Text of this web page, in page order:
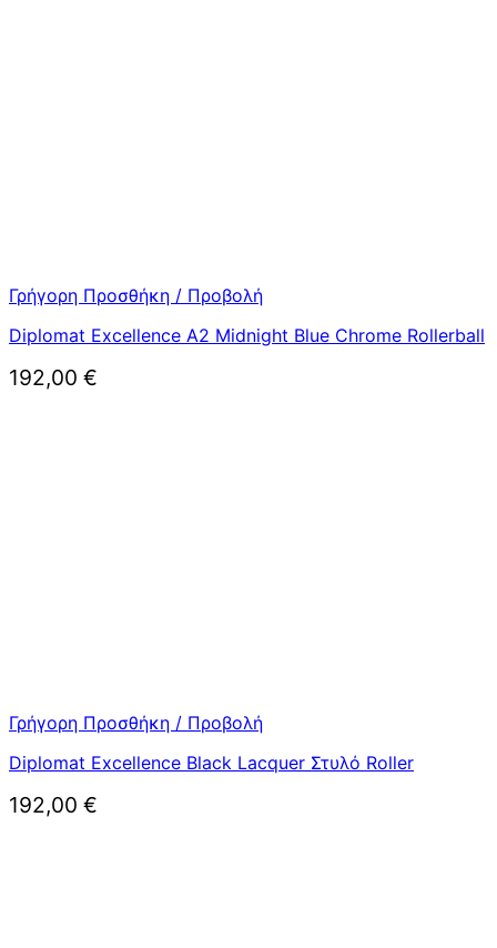
Γρήγορη Προσθήκη / Προβολή
Diplomat Excellence A2 Midnight Blue Chrome Rollerball
192,00 €
Γρήγορη Προσθήκη / Προβολή
Diplomat Excellence Black Lacquer Στυλό Roller
192,00 €